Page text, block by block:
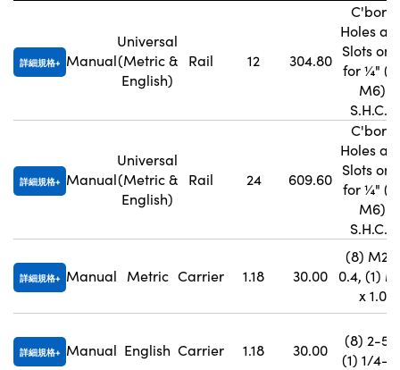
詳細規格 Manual
Universal
(Metric &
English)
Rail 12 304.80
C'bore
Holes
Slots
for ¼"
M6)
S.H.C.S
詳細規格 Manual
Universal
(Metric &
English)
Rail 24 609.60
C'bore
Holes
Slots
for ¼"
M6)
S.H.C.S
詳細規格 Manual Metric Carrier 1.18 30.00
(8) M2 x
0.4, (1)
x 1.0
詳細規格 Manual English Carrier 1.18 30.00
(8) 2-56,
(1) 1/4-